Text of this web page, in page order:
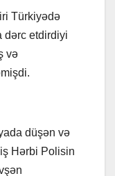
Türkiyədə
dərc etdirdiyi
və
düşən və
Hərbi Polisin